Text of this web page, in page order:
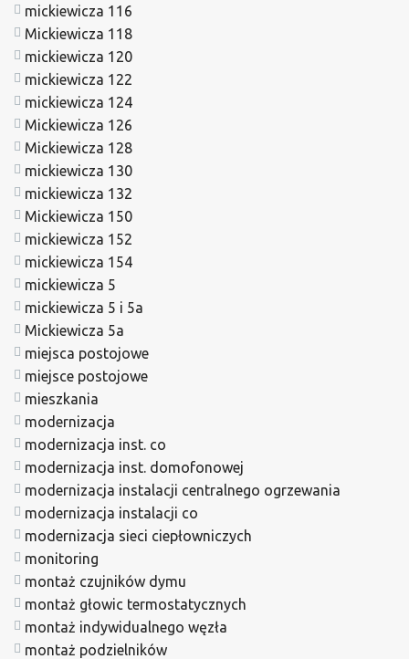
mickiewicza 116
Mickiewicza 118
mickiewicza 120
mickiewicza 122
mickiewicza 124
Mickiewicza 126
Mickiewicza 128
mickiewicza 130
mickiewicza 132
Mickiewicza 150
mickiewicza 152
mickiewicza 154
mickiewicza 5
mickiewicza 5 i 5a
Mickiewicza 5a
miejsca postojowe
miejsce postojowe
mieszkania
modernizacja
modernizacja inst. co
modernizacja inst. domofonowej
modernizacja instalacji centralnego ogrzewania
modernizacja instalacji co
modernizacja sieci ciepłowniczych
monitoring
montaż czujników dymu
montaż głowic termostatycznych
montaż indywidualnego węzła
montaż podzielników